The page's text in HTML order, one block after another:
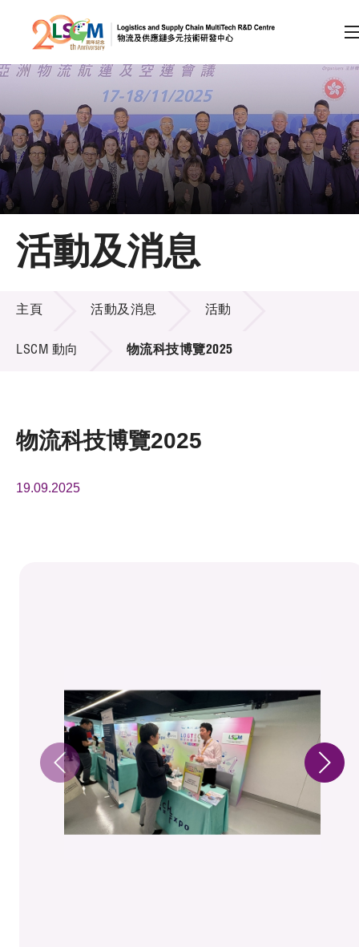
跳到內容（按回車鍵）
會員登入
A A EN 繁 简
主頁
關於LSCM
技術商品化
項目及資助計劃
活動及消息
活動及消息
活動及消息
主頁 活動及消息 活動
LSCM 動向 物流科技博覽2025
物流科技博覽2025
19.09.2025